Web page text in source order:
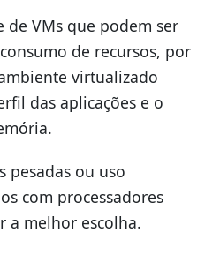
VMs que podem ser
de recursos, por
virtualizado
das aplicações e o
pesadas ou uso
com processadores
a melhor escolha.